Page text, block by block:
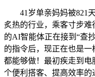
41岁单亲妈妈被821天
炙热的行业，乘客寸步难
的AI智能体正在接到“查
的指令后，现正在也是
都能够做！最初疾走到
个便利搭客、提高效率的